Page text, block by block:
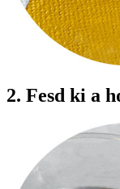
2. Fesd ki a